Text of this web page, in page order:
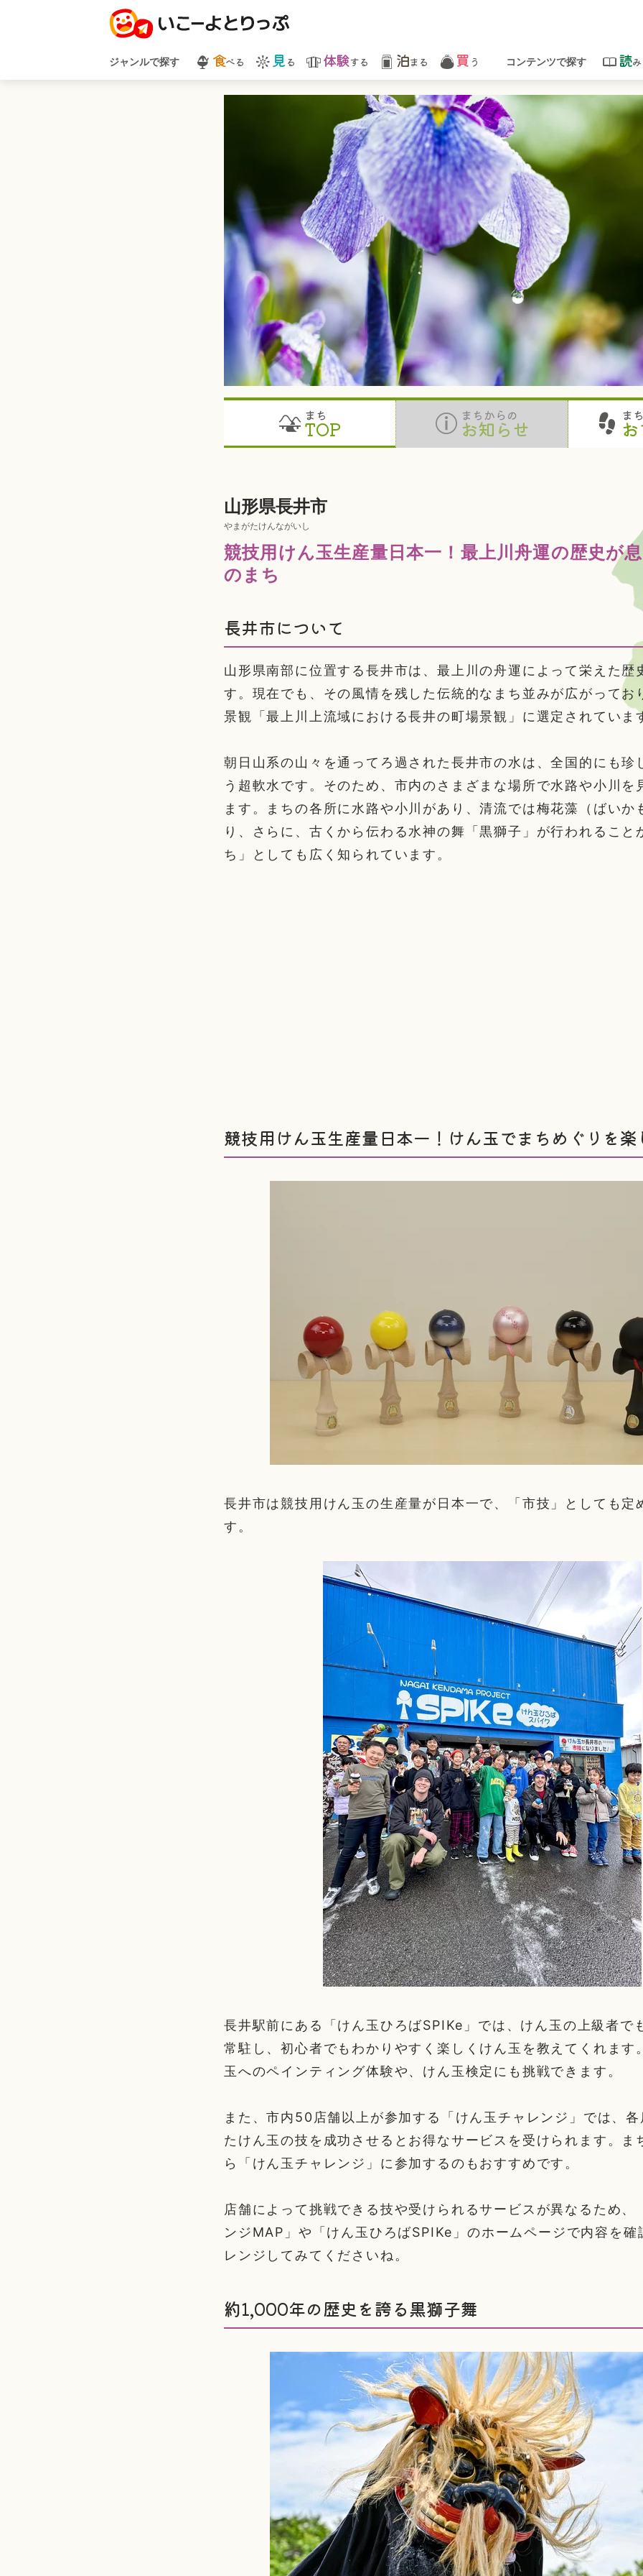
ジャンルで探す 食べる 見 る 体験する 泊まる 買 う コンテンツで探す 読
まち
TOP
まちからの
お知らせ
ま
山形県長井市
やまがたけんながいし
競技用けん玉生産量日本一！最上川舟運の歴史が
のまち
長井市について
山形県南部に位置する長井市は、最上川の舟運によって栄えた歴
す。現在でも、その風情を残した伝統的なまち並みが広がってお
景観「最上川上流域における長井の町場景観」に選定されていま
朝日山系の山々を通ってろ過された長井市の水は、全国的にも珍
う超軟水です。そのため、市内のさまざまな場所で水路や小川を
ます。まちの各所に水路や小川があり、清流では梅花藻（ばいか
り、さらに、古くから伝わる水神の舞「黒獅子」が行われること
ち」としても広く知られています。
競技用けん玉生産量日本一！けん玉でまちめぐりを楽
長井市は競技用けん玉の生産量が日本一で、「市技」としても定
す。
長井駅前にある「けん玉ひろばSPIKe」では、けん玉の上級者で
常駐し、初心者でもわかりやすく楽しくけん玉を教えてくれます
玉へのペインティング体験や、けん玉検定にも挑戦できます。
また、市内50店舗以上が参加する「けん玉チャレンジ」では、
たけん玉の技を成功させるとお得なサービスを受けられます。ま
ら「けん玉チャレンジ」に参加するのもおすすめです。
店舗によって挑戦できる技や受けられるサービスが異なるため、
ンジMAP」や「けん玉ひろばSPIKe」のホームページで内容を確
レンジしてみてくださいね。
約1,000年の歴史を誇る黒獅子舞